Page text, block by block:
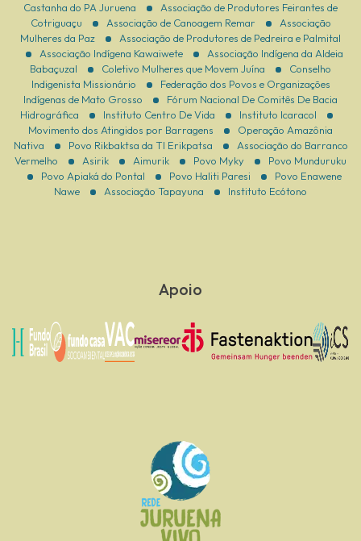
Castanha do PA Juruena
Associação de Produtores Feirantes de
Cotriguaçu
Associação de Canoagem Remar
Associação
Mulheres da Paz
Associação de Produtores de Pedreira e Palmital
Associação Indígena Kawaiwete
Associação Indígena da Aldeia
Babaçuzal
Coletivo Mulheres que Movem Juína
Conselho
Indigenista Missionário
Federação dos Povos e Organizações
Indígenas de Mato Grosso
Fórum Nacional De Comitês De Bacia
Hidrográfica
Instituto Centro De Vida
Instituto Icaracol
Movimento dos Atingidos por Barragens
Operação Amazônia
Nativa
Povo Rikbaktsa da TI Erikpatsa
Associação do Barranco
Vermelho
Asirik Aimurik Povo Myky
Povo Munduruku
Povo Apiaká do Pontal
Povo Haliti Paresi
Povo Enawene
Nawe
Associação Tapayuna Instituto Ecótono
Apoio